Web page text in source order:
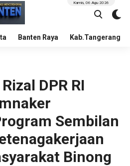
Banten Raya Kab.Tangerang
Kamis, 06 Agu 2026
DPR RI
Sembilan
Binong